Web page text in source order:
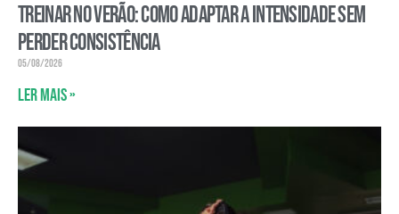
Treinar no verão: como adaptar a intensidade sem
perder consistência
05/08/2026
Ler mais »